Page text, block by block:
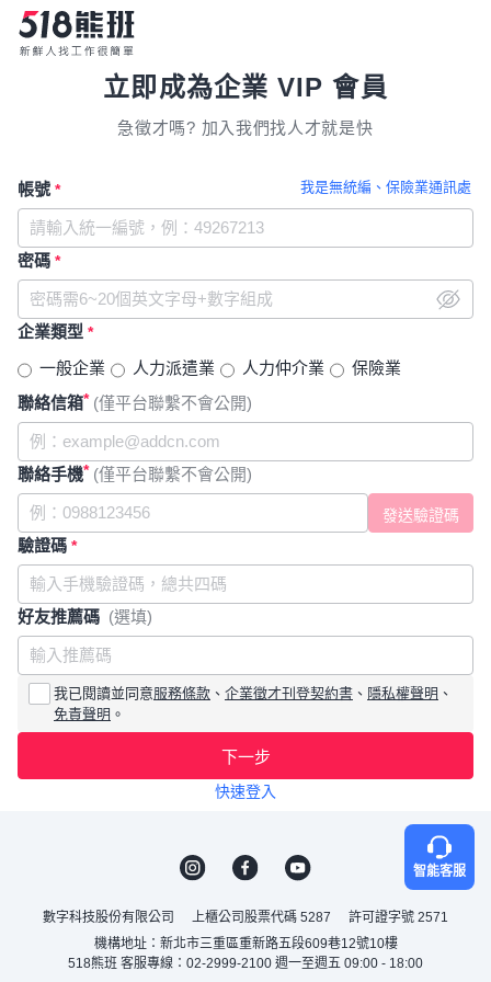
立即成為企業 VIP 會員
急徵才嗎? 加入我們找人才就是快
我是無統編、保險業通訊處
帳號 *
密碼 *
企業類型 *
一般企業 人力派遣業 人力仲介業
保險業
聯絡信箱* (僅平台聯繫不會公開)
聯絡手機* (僅平台聯繫不會公開)
驗證碼 *
好友推薦碼 (選填)
我已閱讀並同意服務條款 、 企業徵才刊登契約書 、 隱私權聲明 、
免責聲明 。
下一步
快速登入
智能客服
數字科技股份有限公司 上櫃公司股票代碼 5287
許可證字號 2571
機構地址：新北市三重區重新路五段609巷12號10樓
518熊班 客服專線：02-2999-2100 週一至週五 09:00 - 18:00